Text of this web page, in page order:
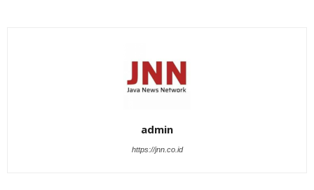
admin
https://jnn.co.id